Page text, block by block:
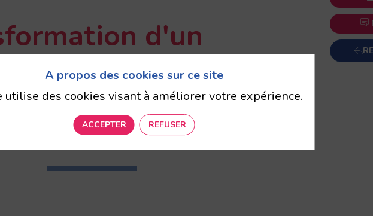
d'un
pour l’Île-
?
A propos des cookies sur ce site
utilise des cookies visant à améliorer votre expérience.
ACCEPTER REFUSER